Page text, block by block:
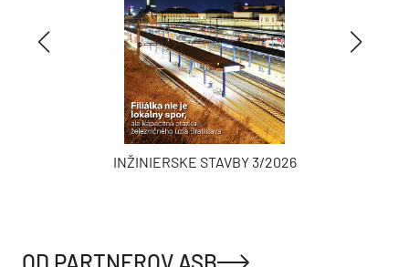
INŽINIERSKE STAVBY 3/2026